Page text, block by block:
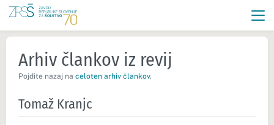
Arhiv člankov iz revij
Pojdite nazaj na celoten arhiv člankov.
Tomaž Kranjc